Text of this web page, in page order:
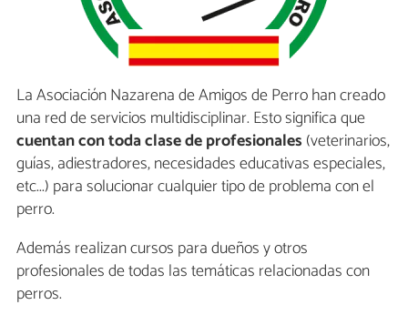
La Asociación Nazarena de Amigos de Perro han creado
una red de servicios multidisciplinar. Esto significa que
cuentan con toda clase de profesionales (veterinarios,
guías, adiestradores, necesidades educativas especiales,
etc...) para solucionar cualquier tipo de problema con el
perro.
Además realizan cursos para dueños y otros
profesionales de todas las temáticas relacionadas con
perros.